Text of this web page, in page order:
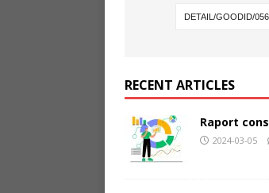
RECENT ARTICLES
Raport
2024-03-05